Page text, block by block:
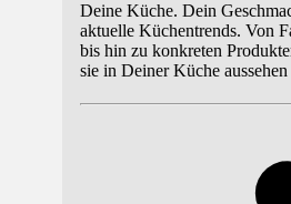
Deine Küche. Dein
aktuelle Küchentrends. Von
bis hin zu konkreten
sie in Deiner Küche